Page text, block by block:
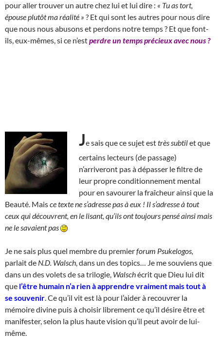
pour aller trouver un autre chez lui et lui dire : « Tu as tort,
épouse plutôt ma réalité » ? Et qui sont les autres pour nous dire
que nous nous abusons et perdons notre temps ? Et que font-
ils, eux-mêmes, si ce n’estperdre un temps précieux avec nous ?
Je sais que ce sujet esttrès subtilet que
certains lecteurs (de passage)
n’arriveront pas à dépasser le filtre de
leur propre conditionnement mental
pour en savourer la fraîcheur ainsi que la
Beauté. Maisce texte ne s’adresse pas à eux ! Il s’adresse à tout
ceux qui découvrent, en le lisant, qu’ils ont toujours pensé ainsi mais
ne le savaient pas
Je ne sais plus quel membre du premierforum Psukelogos,
parlait de N.D. Walsch , dans un des topics… Je me souviens que
dans un des volets de sa trilogie, Walschécrit que Dieu lui dit
que l’être humain n’a rien à apprendre vraiment mais tout à
se souvenir . Ce qu’il vit est là pour l’aider à recouvrer la
mémoire divine puis à choisir librement ce qu’il désire être et
manifester, selon la plus haute vision qu’il peut avoir de lui-
même.